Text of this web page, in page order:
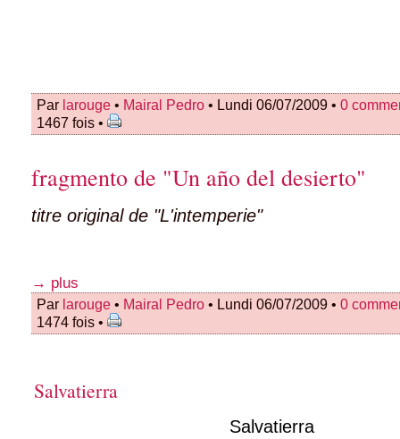
Par larouge • Mairal Pedro • Lundi 06/07/2009 • 0
1467 fois •
fragmento de "Un año del desierto"
titre original de "L'intemperie"
→ plus
Par larouge • Mairal Pedro • Lundi 06/07/2009 • 0
1474 fois •
Salvatierra
Salvatierra